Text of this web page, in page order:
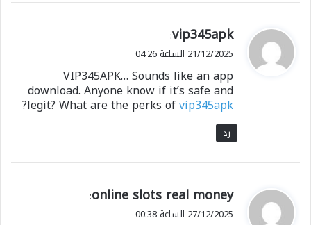
ي
ق
ل
vip345apk
:
21/12/2025 الساعة 04:26
VIP345APK… Sounds like an app
download. Anyone know if it’s safe and
legit? What are the perks ofvip345apk
?
رد
ي
ق
online slots real money
:
27/12/2025 الساعة 00:38